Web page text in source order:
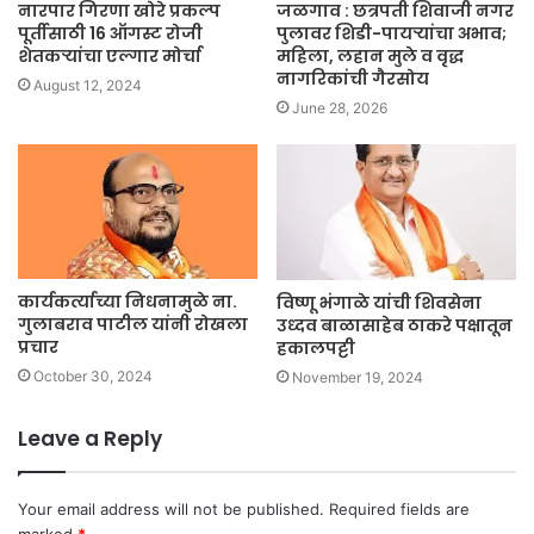
नारपार गिरणा खोरे प्रकल्प
पूर्तीसाठी 16 ऑगस्ट रोजी
शेतकऱ्यांचा एल्गार मोर्चा
August 12, 2024
जळगाव : छत्रपती शिवाजी नगर
पुलावर शिडी-पायऱ्यांचा अभाव;
महिला, लहान मुले व वृद्ध
नागरिकांची गैरसोय
June 28, 2026
कार्यकर्त्याच्या निधनामुळे ना.
गुलाबराव पाटील यांनी रोखला
प्रचार
October 30, 2024
विष्णू भंगाळे यांची शिवसेना
उध्दव बाळासाहेब ठाकरे पक्षातून
हकालपट्टी
November 19, 2024
Leave a Reply
Your email address will not be published. Required fields are